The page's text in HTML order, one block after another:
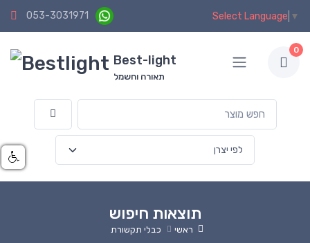
053-3031971 Select Language ▼
Best-light
תאורה וחשמל
0
תוצאות חיפוש
ראשי כבלי תקשורת